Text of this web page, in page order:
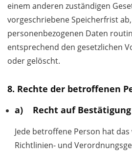
einem anderen zuständigen
vorgeschriebene Speicherfrist
personenbezogenen Daten
entsprechend den gesetzlichen
oder gelöscht.
8. Rechte der betroffenen
a) Recht auf Bestätigung
Jede betroffene Person hat
Richtlinien- und